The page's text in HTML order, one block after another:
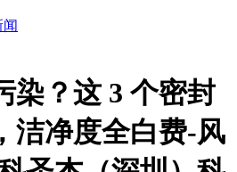
染？这 3 个密封
洁净度全白费-风